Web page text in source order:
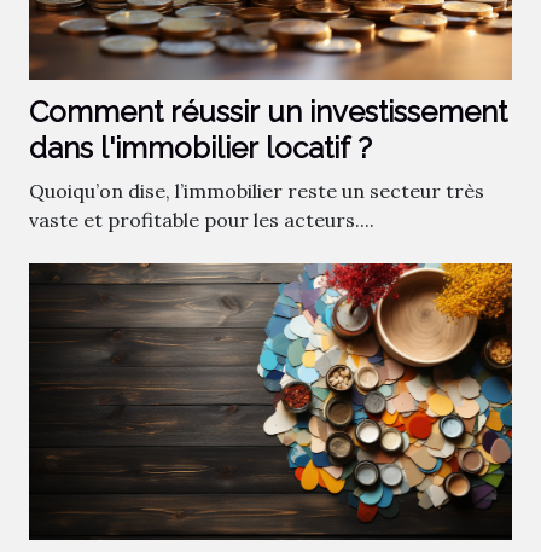
Comment réussir un investissement
dans l'immobilier locatif ?
Quoiqu’on dise, l’immobilier reste un secteur très
vaste et profitable pour les acteurs....